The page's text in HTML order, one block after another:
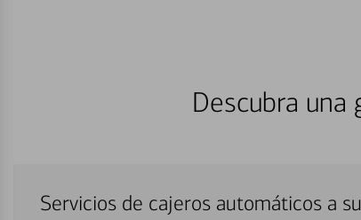
Descubra
Servicios de cajeros automáticos a